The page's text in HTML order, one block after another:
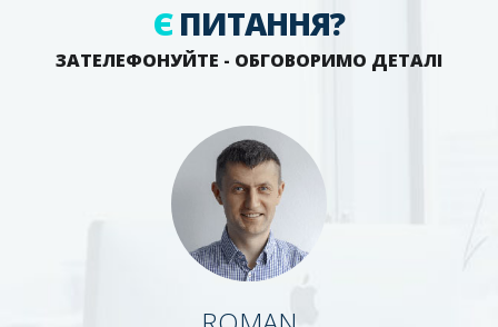
ЄПИТАННЯ?
ЗАТЕЛЕФОНУЙТЕ - ОБГОВОРИМО ДЕТАЛІ